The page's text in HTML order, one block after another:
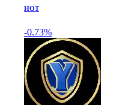
HOT
-0.73%